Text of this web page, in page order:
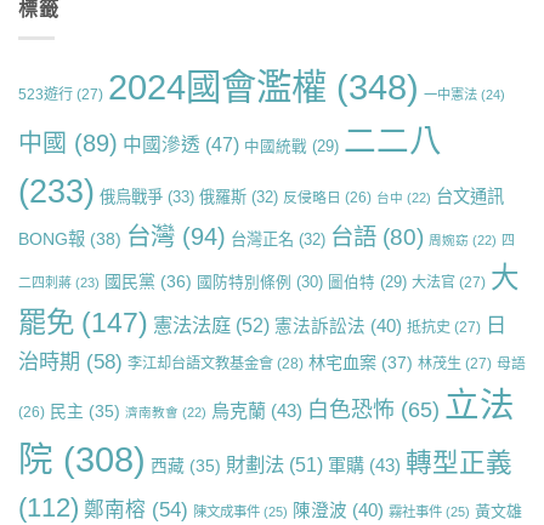
標籤
523遊行 (27) 2024國會濫權 (348) 一中憲法 (24)
中國 (89) 中國滲透 (47) 中國統戰 (29) 二二八
(233) 俄烏戰爭 (33) 俄羅斯 (32) 反侵略日 (26) 台中 (22) 台文通訊
BONG報 (38) 台灣 (94) 台灣正名 (32) 台語 (80) 周婉窈 (22) 四
二四刺蔣 (23) 國民黨 (36) 國防特別條例 (30) 圖伯特 (29) 大法官 (27) 大
罷免 (147) 憲法法庭 (52) 憲法訴訟法 (40) 抵抗史 (27) 日
治時期 (58) 李江却台語文教基金會 (28) 林宅血案 (37) 林茂生 (27) 母語
(26) 民主 (35) 濟南教會 (22) 烏克蘭 (43) 白色恐怖 (65) 立法
院 (308) 西藏 (35) 財劃法 (51) 軍購 (43) 轉型正義
(112) 鄭南榕 (54) 陳文成事件 (25) 陳澄波 (40) 霧社事件 (25) 黃文雄